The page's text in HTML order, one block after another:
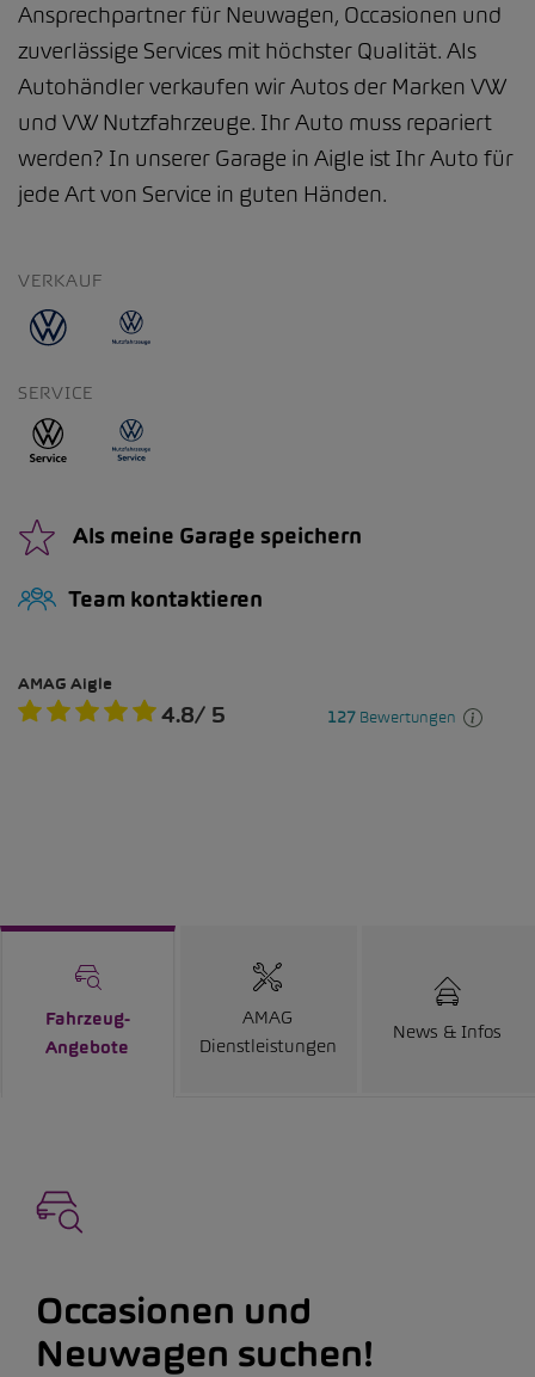
Ansprechpartner für Neuwagen, Occasionen und
zuverlässige Services mit höchster Qualität. Als
Autohändler verkaufen wir Autos der Marken VW
und VW Nutzfahrzeuge. Ihr Auto muss repariert
werden? In unserer Garage in Aigle ist Ihr Auto für
jede Art von Service in guten Händen.
VERKAUF
SERVICE
Als meine Garage speichern
Team kontaktieren
Fahrzeug-
Angebote
AMAG
Dienstleistungen
News & Infos
Occasionen und
Neuwagen suchen!